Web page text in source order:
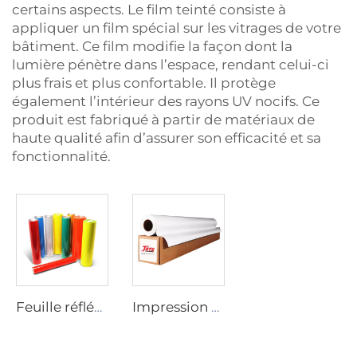
Actualités
Contactez-Nous
certains aspects. Le film teinté consiste à
appliquer un film spécial sur les vitrages de votre
bâtiment. Ce film modifie la façon dont la
lumière pénètre dans l’espace, rendant celui-ci
plus frais et plus confortable. Il protège
également l’intérieur des rayons UV nocifs. Ce
produit est fabriqué à partir de matériaux de
haute qualité afin d’assurer son efficacité et sa
fonctionnalité.
Feuille réfléchissante Impression numérique sur vinyle